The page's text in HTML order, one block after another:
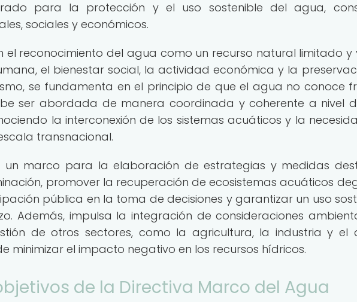
para la protección y el uso sostenible del agua,
sociales y económicos.
el reconocimiento del agua como un recurso natural limitado
el bienestar social, la actividad económica y la
se fundamenta en el principio de que el agua no conoce
ser abordada de manera coordinada y coherente a nivel
la interconexión de los sistemas acuáticos y la
transnacional.
un marco para la elaboración de estrategias y medidas
promover la recuperación de ecosistemas acuáticos
pública en la toma de decisiones y garantizar un uso
Además, impulsa la integración de consideraciones
de otros sectores, como la agricultura, la industria y el
minimizar el impacto negativo en los recursos hídricos.
de la Directiva Marco del Agua